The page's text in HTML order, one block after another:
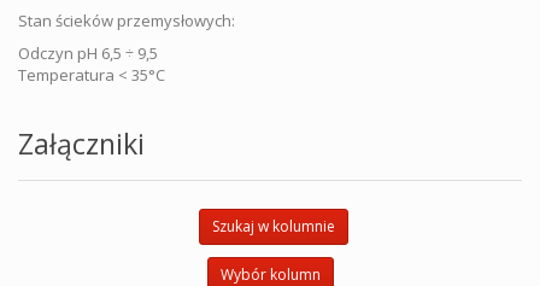
Stan ścieków przemysłowych:
Odczyn pH 6,5 ÷ 9,5
Temperatura < 35°C
Załączniki
Szukaj w kolumnie
Wybór kolumn